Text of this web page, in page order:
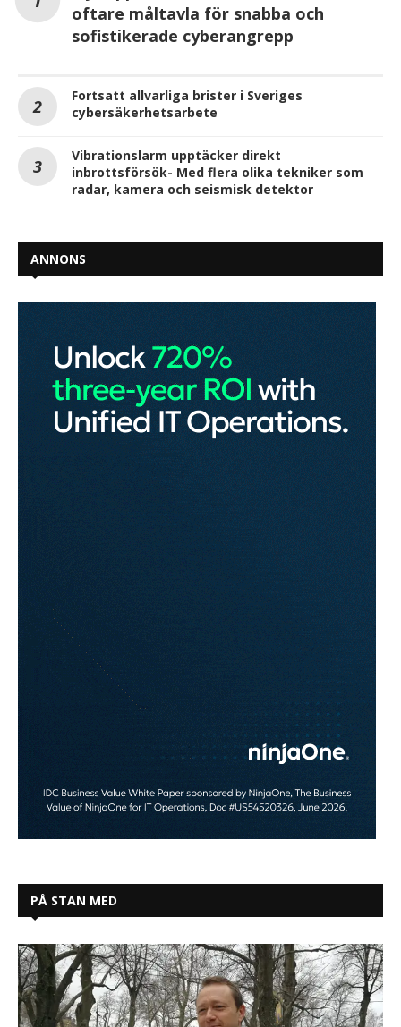
oftare måltavla för snabba och
sofistikerade cyberangrepp
Fortsatt allvarliga brister i Sveriges
cybersäkerhetsarbete
Vibrationslarm upptäcker direkt
inbrottsförsök- Med flera olika tekniker som
radar, kamera och seismisk detektor
ANNONS
PÅ STAN MED